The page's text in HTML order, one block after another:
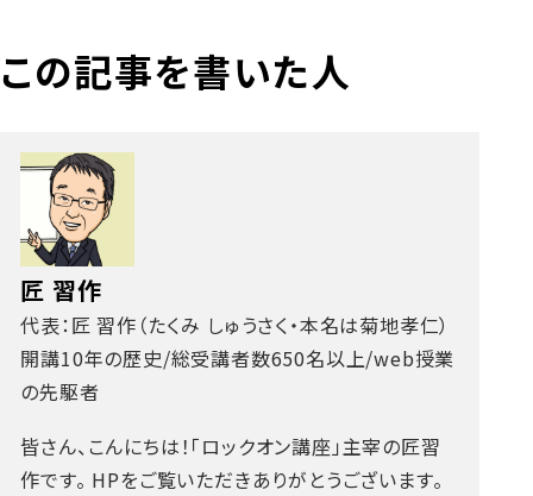
この記事を書いた人
匠 習作
代表：匠 習作（たくみ しゅうさく・本名は菊地孝仁）
開講10年の歴史/総受講者数650名以上/web授業
の先駆者
皆さん、こんにちは！「ロックオン講座」主宰の匠習
作です。 HPをご覧いただきありがとうございます。